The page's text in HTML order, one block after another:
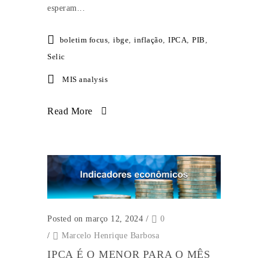
esperam...
boletim focus ibge inflação IPCA PIB
Selic
MIS analysis
Read More
Posted on março 12, 2024 /
0
/
Marcelo Henrique Barbosa
IPCA É O MENOR PARA O MÊS